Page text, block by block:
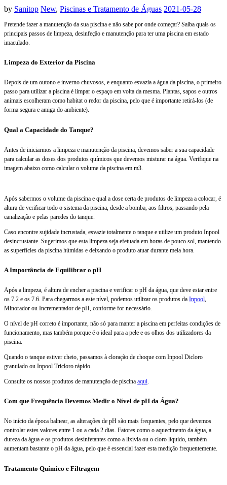
by Sanitop New, Piscinas e Tratamento de Águas 2021-05-28
Pretende fazer a manutenção da sua piscina e não sabe por onde começar? Saiba quais os
principais passos de limpeza, desinfeção e manutenção para ter uma piscina em estado
imaculado.
Limpeza do Exterior da Piscina
Depois de um outono e inverno chuvosos, e enquanto esvazia a água da piscina, o primeiro
passo para utilizar a piscina é limpar o espaço em volta da mesma. Plantas, sapos e outros
animais escolheram como habitat o redor da piscina, pelo que é importante retirá-los (de
forma segura e amiga do ambiente).
Qual a Capacidade do Tanque?
Antes de iniciarmos a limpeza e manutenção da piscina, devemos saber a sua capacidade
para calcular as doses dos produtos químicos que devemos misturar na água. Verifique na
imagem abaixo como calcular o volume da piscina em m3.
Após sabermos o volume da piscina e qual a dose certa de produtos de limpeza a colocar, é
altura de verificar todo o sistema da piscina, desde a bomba, aos filtros, passando pela
canalização e pelas paredes do tanque.
Caso encontre sujidade incrustada, esvazie totalmente o tanque e utilize um produto Inpool
desincrustante. Sugerimos que esta limpeza seja efetuada em horas de pouco sol, mantendo
as superfícies da piscina húmidas e deixando o produto atuar durante meia hora.
A Importância de Equilibrar o pH
Após a limpeza, é altura de encher a piscina e verificar o pH da água, que deve estar entre
os 7.2 e os 7.6. Para chegarmos a este nível, podemos utilizar os produtos da Inpool,
Minorador ou Incrementador de pH, conforme for necessário.
O nível de pH correto é importante, não só para manter a piscina em perfeitas condições de
funcionamento, mas também porque é o ideal para a pele e os olhos dos utilizadores da
piscina.
Quando o tanque estiver cheio, passamos à cloração de choque com Inpool Dicloro
granulado ou Inpool Tricloro rápido.
Consulte os nossos produtos de manutenção de piscina aqui.
Com que Frequência Devemos Medir o Nível de pH da Água?
No início da época balnear, as alterações de pH são mais frequentes, pelo que devemos
controlar estes valores entre 1 ou a cada 2 dias. Fatores como o aquecimento da água, a
dureza da água e os produtos desinfetantes como a lixívia ou o cloro líquido, também
aumentam bastante o pH da água, pelo que é essencial fazer esta medição frequentemente.
Tratamento Químico e Filtragem